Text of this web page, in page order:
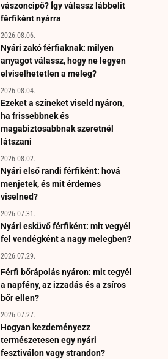
vászoncipő? Így válassz lábbelit
férfiként nyárra
2026.08.06.
Nyári zakó férfiaknak: milyen
anyagot válassz, hogy ne legyen
elviselhetetlen a meleg?
2026.08.04.
Ezeket a színeket viseld nyáron,
ha frissebbnek és
magabiztosabbnak szeretnél
látszani
2026.08.02.
Nyári első randi férfiként: hová
menjetek, és mit érdemes
viselned?
2026.07.31.
Nyári esküvő férfiként: mit vegyél
fel vendégként a nagy melegben?
2026.07.29.
Férfi bőrápolás nyáron: mit tegyél
a napfény, az izzadás és a zsíros
bőr ellen?
2026.07.27.
Hogyan kezdeményezz
természetesen egy nyári
fesztiválon vagy strandon?